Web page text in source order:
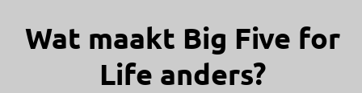
Wat maakt Big Five for
Life anders?